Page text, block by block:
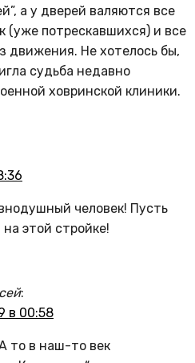
а у дверей валяются все
(уже потрескавшихся) и все
движения. Не хотелось бы,
судьба недавно
ховринской клиники.
человек! Пусть
этой стройке!
:
в 00:58
то в наш-то век